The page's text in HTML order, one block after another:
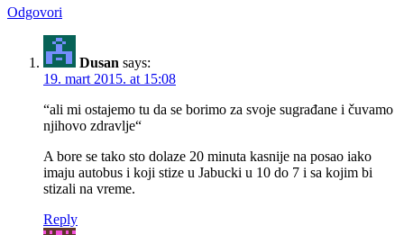
Odgovori
Dusan says:
19. mart 2015. at 15:08
“ali mi ostajemo tu da se borimo za svoje sugrađane i čuvamo
njihovo zdravlje“
A bore se tako sto dolaze 20 minuta kasnije na posao iako
imaju autobus i koji stize u Jabucki u 10 do 7 i sa kojim bi
stizali na vreme.
Reply